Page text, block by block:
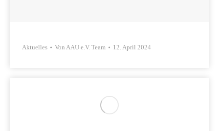
Aktuelles Von AAU e.V. Team 12. April 2024